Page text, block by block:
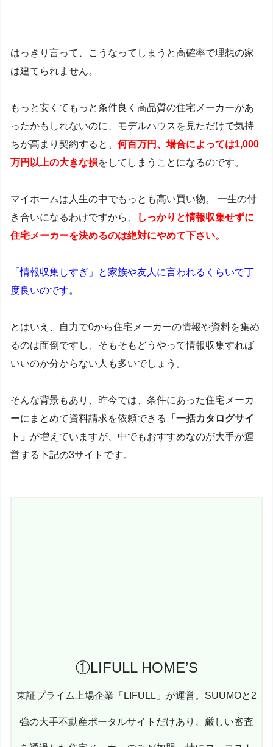
はっきり言って、こうなってしまうと高確率で理想の家
は建てられません。
もっと安くてもっと条件良く高品質の住宅メーカーがあ
ったかもしれないのに、モデルハウスを見ただけで気持
ちが高まり契約すると、 何百万円、場合によっては1,000
万円以上の大きな損をしてしまうことになるのです。
マイホームは人生の中でもっとも高い買い物。 一生の付
き合いになるわけですから、
しっかりと情報収集せずに
住宅メーカーを決めるのは絶対にやめて下さい。
「情報収集しすぎ」と家族や友人に言われるくらいで丁
度良いのです。
とはいえ、自力で0から住宅メーカーの情報や資料を集め
るのは面倒ですし、そもそもどうやって情報収集すれば
いいのか分からない人も多いでしょう。
そんな背景もあり、昨今では、条件にあった住宅メーカ
ーにまとめて資料請求を依頼できる
「一括カタログサイ
ト」 が増えていますが、中でもおすすめなのが大手が運
営する下記の3サイトです。
①LIFULL HOME’S
東証プライム上場企業「LIFULL」が運営。SUUMOと2
強の大手不動産ポータルサイトだけあり、厳しい審査